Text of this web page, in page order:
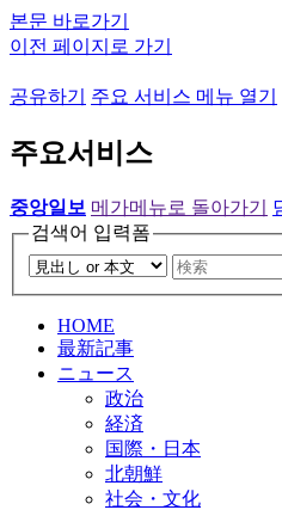
본문 바로가기
이전 페이지로 가기
공유하기 주요 서비스 메뉴 열기
주요서비스
중앙일보 메가메뉴로 돌아가기
검색어 입력폼
HOME
最新記事
ニュース
政治
経済
国際・日本
北朝鮮
社会・文化